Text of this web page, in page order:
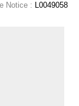
Notice : L0049058